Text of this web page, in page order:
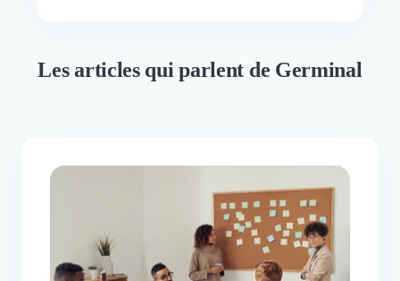
Les articles qui parlent de Germinal